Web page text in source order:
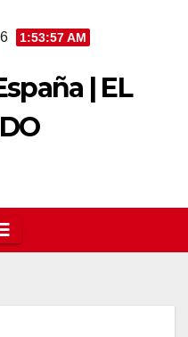
1:53:57 AM
| EL